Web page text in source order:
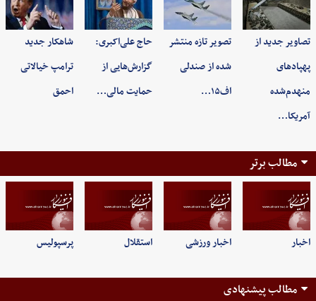
تصاویر جدید از
پهپادهای
منهدم‌شده
آمریکا…
تصویر تازه منتشر
شده از صندلی
اف۱۵…
حاج علی‌اکبری:
گزارش‌هایی از
حمایت مالی…
شاهکار جدید
ترامپ خیالاتی
احمق
مطالب برتر
اخبار اخبار ورزشی استقلال پرسپولیس
مطالب پیشنهادی